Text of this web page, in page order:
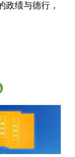
政绩与德行，